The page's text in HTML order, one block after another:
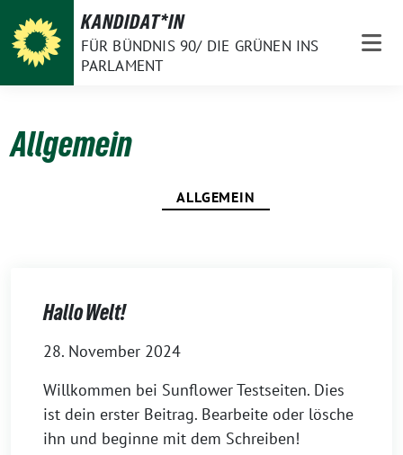
zum
Inhalt
KANDIDAT*IN
FÜR BÜNDNIS 90/ DIE GRÜNEN INS
PARLAMENT
Allgemein
ALLGEMEIN
Hallo Welt!
28. November 2024
Willkommen bei Sunflower Testseiten. Dies
ist dein erster Beitrag. Bearbeite oder lösche
ihn und beginne mit dem Schreiben!